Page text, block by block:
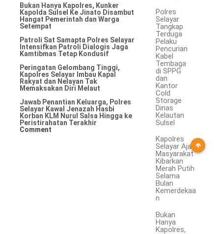
Bukan Hanya Kapolres, Kunker
Kapolda Sulsel Ke Jinato Disambut
Hangat Pemerintah dan Warga
Setempat
Patroli Sat Samapta Polres Selayar
Intensifkan Patroli Dialogis Jaga
Kamtibmas Tetap Kondusif
Peringatan Gelombang Tinggi,
Kapolres Selayar Imbau Kapal
Rakyat dan Nelayan Tak
Memaksakan Diri Melaut
Jawab Penantian Keluarga, Polres
Selayar Kawal Jenazah Hasbi
Korban KLM Nurul Salsa Hingga ke
Peristirahatan Terakhir
Comment
Polres
Selayar
Tangkap
Terduga
Pelaku
Pencurian
Kabel
Tembaga
di SPPG
dan
Kantor
Cold
Storage
Dinas
Kelautan
Sulsel
Kapolres
Selayar Ajak
Masyarakat
Kibarkan
Merah Putih
Selama
Bulan
Kemerdekaa
n
Bukan
Hanya
Kapolres,